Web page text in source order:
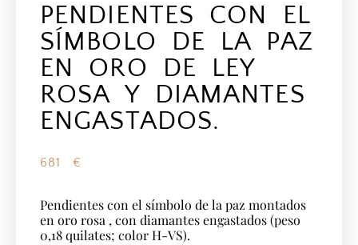
PENDIENTES CON EL
SÍMBOLO DE LA PAZ
EN ORO DE LEY
ROSA Y DIAMANTES
ENGASTADOS.
681€
Pendientes con el símbolo de la paz montados
en oro rosa , con diamantes engastados (peso
0,18 quilates; color H-VS).